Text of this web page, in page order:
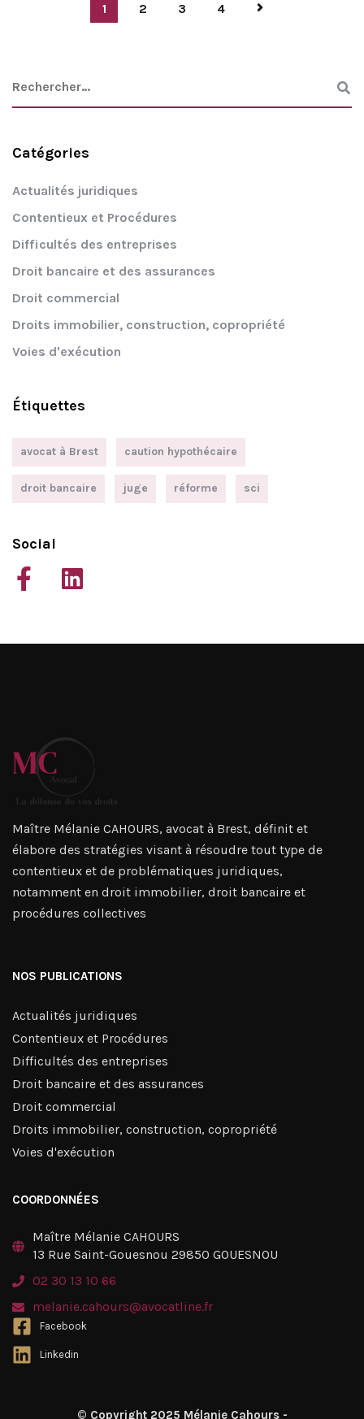
1 2 3 4
Catégories
Actualités juridiques
Contentieux et Procédures
Difficultés des entreprises
Droit bancaire et des assurances
Droit commercial
Droits immobilier, construction, copropriété
Voies d'exécution
Étiquettes
avocat à Brest caution hypothécaire
droit bancaire juge réforme sci
Social
Maître Mélanie CAHOURS, avocat à Brest, définit et
élabore des stratégies visant à résoudre tout type de
contentieux et de problématiques juridiques,
notamment en droit immobilier, droit bancaire et
procédures collectives
NOS PUBLICATIONS
Actualités juridiques
Contentieux et Procédures
Difficultés des entreprises
Droit bancaire et des assurances
Droit commercial
Droits immobilier, construction, copropriété
Voies d'exécution
COORDONNÉES
Maître Mélanie CAHOURS
13 Rue Saint-Gouesnou 29850 GOUESNOU
02 30 13 10 66
melanie.cahours@avocatline.fr
Facebook
Linkedin
© Copyright 2025 Mélanie Cahours -